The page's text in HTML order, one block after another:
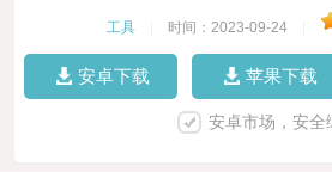
工具 时间：2023-09-24
安卓下载 苹果下载
安卓市场，安全